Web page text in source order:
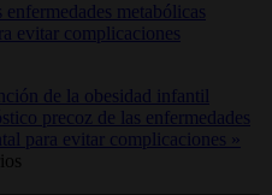
metabólicas
evitar complicaciones
de la obesidad infantil
precoz de las enfermedades
para evitar complicaciones »